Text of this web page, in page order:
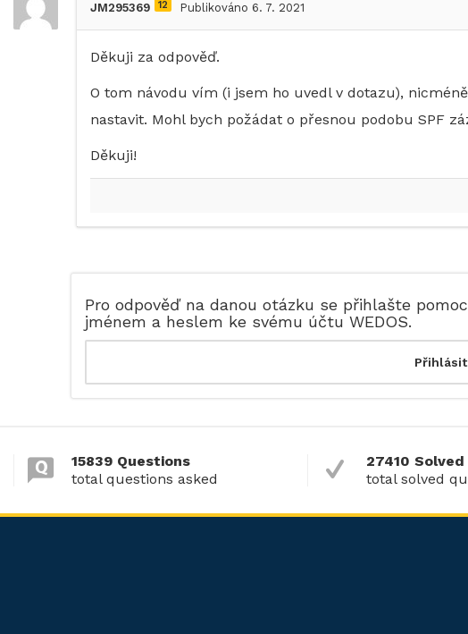
JM295369 12 Publikováno 6. 7. 2021
Děkuji za odpověď.
O tom návodu vím (i jsem ho uvedl v dotazu),
nastavit. Mohl bych požádat o přesnou podobu SPF
Děkuji!
Pro odpověď na danou otázku se přihlašte
jménem a heslem ke svému účtu WEDOS.
15839 Questions
total questions asked
27410 Solved
total solved